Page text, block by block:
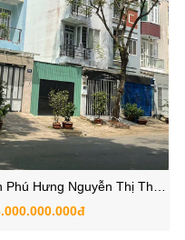
Phú Hưng Nguyễn Thị Thập
Hiếm – Giá Tốt – Sổ Hồng